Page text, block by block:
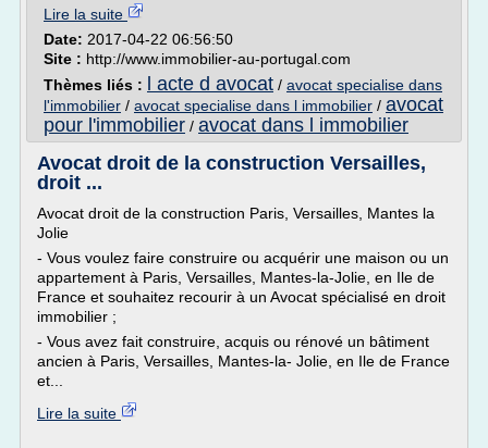
Lire la suite
Date: 2017-04-22 06:56:50
Site : http://www.immobilier-au-portugal.com
Thèmes liés :
l acte d avocat / avocat specialise dans
l'immobilier / avocat specialise dans l immobilier / avocat
pour l'immobilier / avocat dans l immobilier
Avocat droit de la construction Versailles,
droit ...
Avocat droit de la construction Paris, Versailles, Mantes la
Jolie
- Vous voulez faire construire ou acquérir une maison ou un
appartement à Paris, Versailles, Mantes-la-Jolie, en Ile de
France et souhaitez recourir à un Avocat spécialisé en droit
immobilier ;
- Vous avez fait construire, acquis ou rénové un bâtiment
ancien à Paris, Versailles, Mantes-la- Jolie, en Ile de France
et...
Lire la suite